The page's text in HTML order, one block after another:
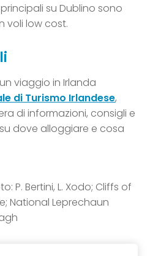
su Dublino sono
voli low cost.
viaggio in Irlanda
di Turismo Irlandese,
di informazioni, consigli e
dove alloggiare e cosa
P. Bertini, L. Xodo; Cliffs of
National Leprechaun